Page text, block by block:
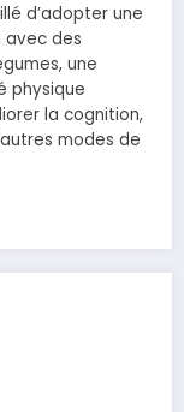
d’adopter une
avec des
une
physique
la cognition,
modes de